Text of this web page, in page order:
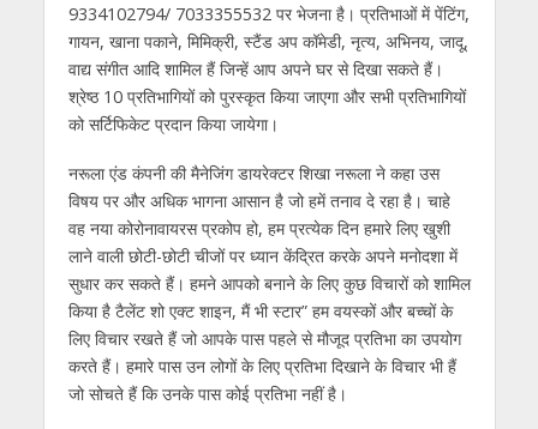
9334102794/ 7033355532 पर भेजना है। प्रतिभाओं में पेंटिंग,
गायन, खाना पकाने, मिमिक्री, स्टैंड अप कॉमेडी, नृत्य, अभिनय, जादू,
वाद्य संगीत आदि शामिल हैं जिन्हें आप अपने घर से दिखा सकते हैं।
श्रेष्ठ 10 प्रतिभागियों को पुरस्कृत किया जाएगा और सभी प्रतिभागियों
को सर्टिफिकेट प्रदान किया जायेगा।
नरूला एंड कंपनी की मैनेजिंग डायरेक्टर शिखा नरूला ने कहा उस
विषय पर और अधिक भागना आसान है जो हमें तनाव दे रहा है। चाहे
वह नया कोरोनावायरस प्रकोप हो, हम प्रत्येक दिन हमारे लिए खुशी
लाने वाली छोटी-छोटी चीजों पर ध्यान केंद्रित करके अपने मनोदशा में
सुधार कर सकते हैं। हमने आपको बनाने के लिए कुछ विचारों को शामिल
किया है टैलेंट शो एक्ट शाइन, मैं भी स्टार” हम वयस्कों और बच्चों के
लिए विचार रखते हैं जो आपके पास पहले से मौजूद प्रतिभा का उपयोग
करते हैं। हमारे पास उन लोगों के लिए प्रतिभा दिखाने के विचार भी हैं
जो सोचते हैं कि उनके पास कोई प्रतिभा नहीं है।